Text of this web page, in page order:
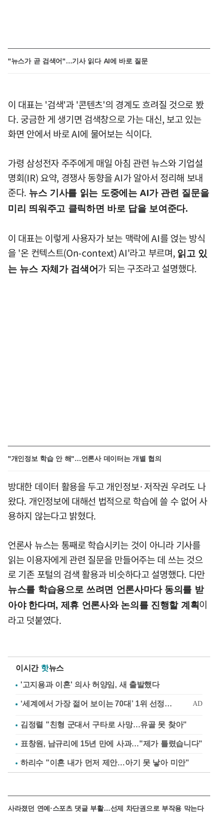
"뉴스가 곧 검색어"…기사 읽다 AI에 바로 질문
이 대표는 '검색'과 '콘텐츠'의 경계도 흐려질 것으로 봤
다. 궁금한 게 생기면 검색창으로 가는 대신, 보고 있는
화면 안에서 바로 AI에 물어보는 식이다.
가령 삼성전자 주주에게 매일 아침 관련 뉴스와 기업설
명회(IR) 요약, 경쟁사 동향을 AI가 알아서 정리해 보내
준다. 뉴스 기사를 읽는 도중에는 AI가 관련 질문을
미리 띄워주고 클릭하면 바로 답을 보여준다.
이 대표는 이렇게 사용자가 보는 맥락에 AI를 얹는 방식
을 '온 컨텍스트(On-context) AI'라고 부르며, 읽고 있
는 뉴스 자체가 검색어가 되는 구조라고 설명했다.
"개인정보 학습 안 해"…언론사 데이터는 개별 협의
방대한 데이터 활용을 두고 개인정보·저작권 우려도 나
왔다. 개인정보에 대해선 법적으로 학습에 쓸 수 없어 사
용하지 않는다고 밝혔다.
언론사 뉴스는 통째로 학습시키는 것이 아니라 기사를
읽는 이용자에게 관련 질문을 만들어주는 데 쓰는 것으
로 기존 포털의 검색 활용과 비슷하다고 설명했다. 다만
뉴스를 학습용으로 쓰려면 언론사마다 동의를 받
아야 한다며, 제휴 언론사와 논의를 진행할 계획이
라고 덧붙였다.
이시간 핫뉴스
'고지용과 이혼' 의사 허양임, 새 출발했다
김정렬 "친형 군대서 구타로 사망…유골 못 찾아"
표창원, 남규리에 15년 만에 사과…"제가 틀렸습니다"
하리수 "이혼 내가 먼저 제안…아기 못 낳아 미안"
사라졌던 연예·스포츠 댓글 부활…선제 차단권으로 부작용 막는다